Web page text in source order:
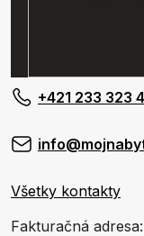
+421 233 323
Všetky kontakty
Fakturačná adresa: